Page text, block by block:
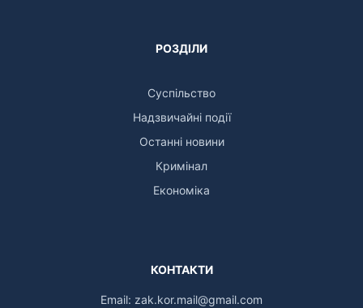
РОЗДІЛИ
Суспільство
Надзвичайні події
Останні новини
Кримінал
Економіка
КОНТАКТИ
Email: zak.kor.mail@gmail.com